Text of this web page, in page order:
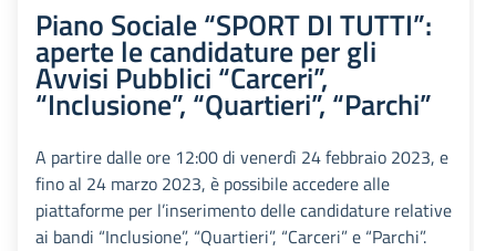
Piano Sociale “SPORT DI TUTTI”:
aperte le candidature per gli
Avvisi Pubblici “Carceri”,
“Inclusione”, “Quartieri”, “Parchi”
A partire dalle ore 12:00 di venerdì 24 febbraio 2023, e
fino al 24 marzo 2023, è possibile accedere alle
piattaforme per l’inserimento delle candidature relative
ai bandi “Inclusione”, “Quartieri”, “Carceri” e “Parchi”.